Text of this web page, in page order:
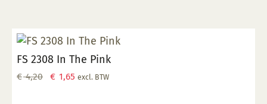
FS 2308 In The Pink
€4,20
Oorspronkelijke
€ 1,65 Huidige
excl. BTW